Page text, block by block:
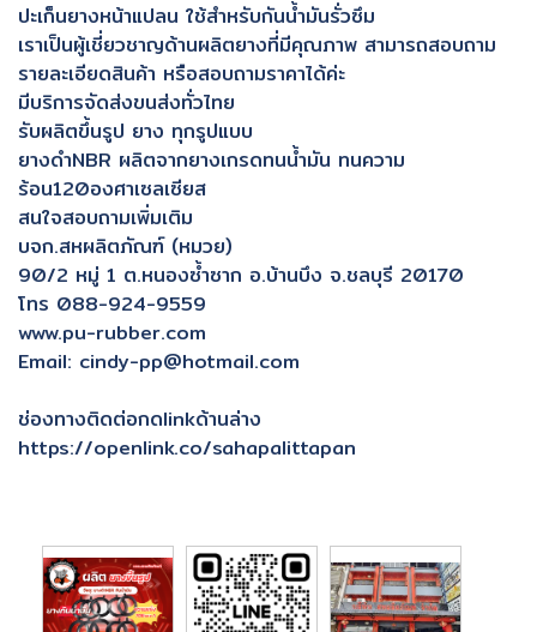
ปะเก็นยางหน้าแปลน ใช้สำหรับกันน้ำมันรั่วซึม
เราเป็นผู้เชี่ยวชาญด้านผลิตยางที่มีคุณภาพ สามารถสอบถาม
รายละเอียดสินค้า หรือสอบถามราคาได้ค่ะ
มีบริการจัดส่งขนส่งทั่วไทย
รับผลิตขึ้นรูป ยาง ทุกรูปแบบ
ยางดำNBR ผลิตจากยางเกรดทนน้ำมัน ทนความ
ร้อน120องศาเซลเซียส
สนใจสอบถามเพิ่มเติม
บจก.สหผลิตภัณฑ์ (หมวย)
90/2 หมู่ 1 ต.หนองซ้ำซาก อ.บ้านบึง จ.ชลบุรี 20170
โทร 088-924-9559
www.pu-rubber.com
Email: cindy-pp@hotmail.com
ช่องทางติดต่อกดlinkด้านล่าง
https://openlink.co/sahapalittapan